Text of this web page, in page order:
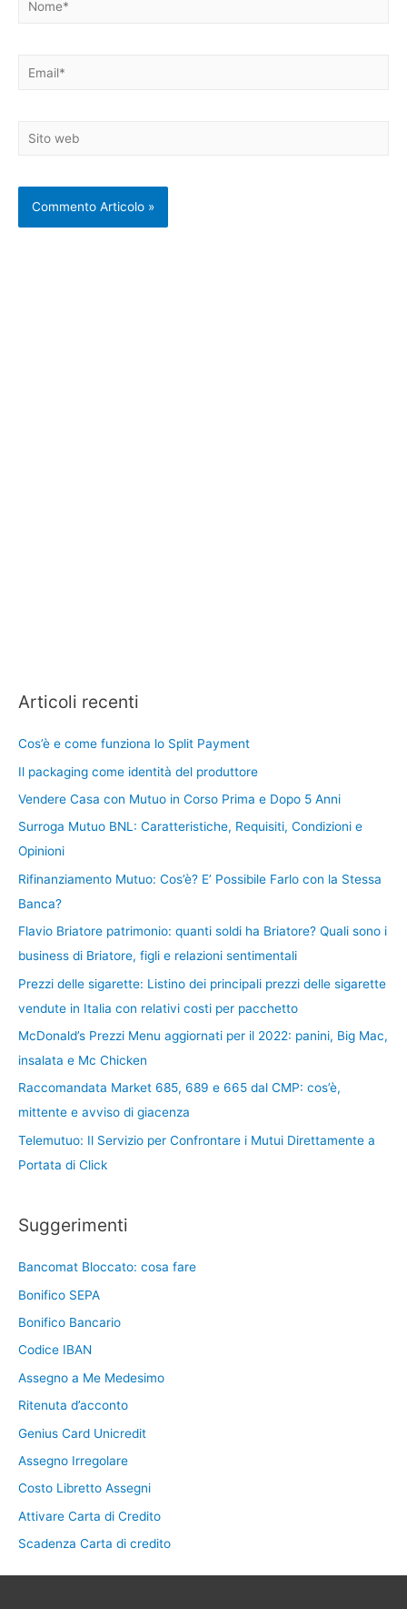
Email*
Sito
Articoli recenti
Cos’è e come funziona lo Split Payment
Il packaging come identità del produttore
Vendere Casa con Mutuo in Corso Prima e Dopo 5 Anni
Surroga Mutuo BNL: Caratteristiche, Requisiti, Condizioni e
Opinioni
Rifinanziamento Mutuo: Cos’è? E’ Possibile Farlo con la Stessa
Banca?
Flavio Briatore patrimonio: quanti soldi ha Briatore? Quali sono i
business di Briatore, figli e relazioni sentimentali
Prezzi delle sigarette: Listino dei principali prezzi delle sigarette
vendute in Italia con relativi costi per pacchetto
McDonald’s Prezzi Menu aggiornati per il 2022: panini, Big Mac,
insalata e Mc Chicken
Raccomandata Market 685, 689 e 665 dal CMP: cos’è,
mittente e avviso di giacenza
Telemutuo: Il Servizio per Confrontare i Mutui Direttamente a
Portata di Click
Suggerimenti
Bancomat Bloccato: cosa fare
Bonifico SEPA
Bonifico Bancario
Codice IBAN
Assegno a Me Medesimo
Ritenuta d’acconto
Genius Card Unicredit
Assegno Irregolare
Costo Libretto Assegni
Attivare Carta di Credito
Scadenza Carta di credito